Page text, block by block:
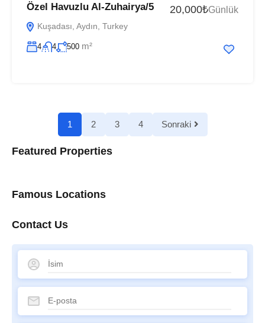
Özel Havuzlu Al-Zuhairya/5
Kuşadası, Aydın, Turkey
20,000₺Günlük
4 4 500 m²
1 2 3 4 Sonraki
Featured Properties
Famous Locations
Contact Us